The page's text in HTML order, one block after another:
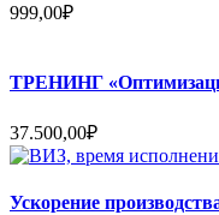
999,00₽
ТРЕНИНГ
37.500,00₽
Ускорение